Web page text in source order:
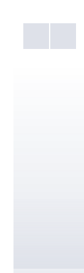
Galéria